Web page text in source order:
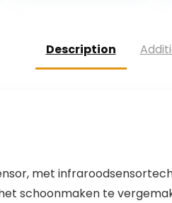
Description
met
schoonmaken te